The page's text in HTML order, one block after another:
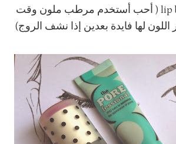
lip balm Maybelline ( أحب أستخدم مرطب ملون وقت
اللون لها فايدة بعدين إذا نشف الروج)